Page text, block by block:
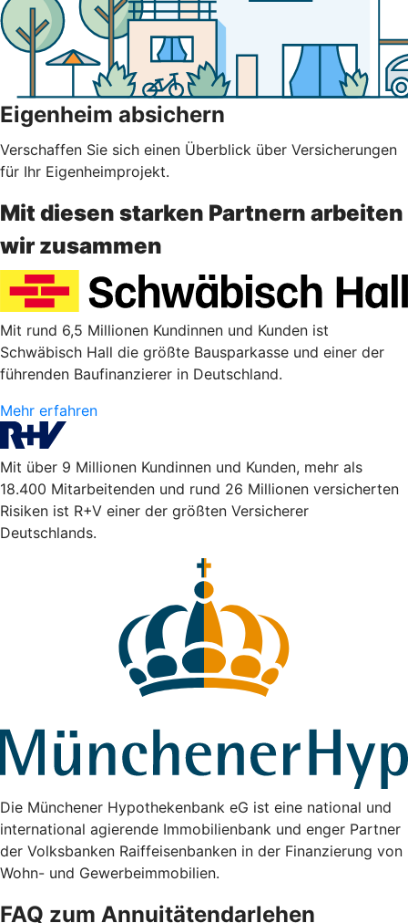
Eigenheim absichern
Verschaffen Sie sich einen Überblick über Versicherungen
für Ihr Eigenheimprojekt.
Mit diesen starken Partnern arbeiten
wir zusammen
Mit rund 6,5 Millionen Kundinnen und Kunden ist
Schwäbisch Hall die größte Bausparkasse und einer der
führenden Baufinanzierer in Deutschland.
Mehr erfahren
Mit über 9 Millionen Kundinnen und Kunden, mehr als
18.400 Mitarbeitenden und rund 26 Millionen versicherten
Risiken ist R+V einer der größten Versicherer
Deutschlands.
Die Münchener Hypothekenbank eG ist eine national und
international agierende Immobilienbank und enger Partner
der Volksbanken Raiffeisenbanken in der Finanzierung von
Wohn- und Gewerbeimmobilien.
FAQ zum Annuitätendarlehen